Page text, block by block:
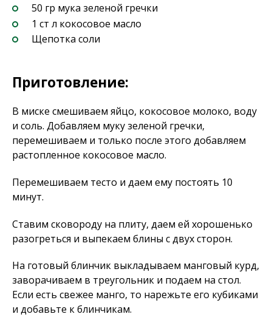
50 гр мука зеленой гречки
1 ст л кокосовое масло
Щепотка соли
Приготовление:
В миске смешиваем яйцо, кокосовое молоко, воду
и соль. Добавляем муку зеленой гречки,
перемешиваем и только после этого добавляем
растопленное кокосовое масло.
Перемешиваем тесто и даем ему постоять 10
минут.
Ставим сковороду на плиту, даем ей хорошенько
разогреться и выпекаем блины с двух сторон.
На готовый блинчик выкладываем манговый курд,
заворачиваем в треугольник и подаем на стол.
Если есть свежее манго, то нарежьте его кубиками
и добавьте к блинчикам.